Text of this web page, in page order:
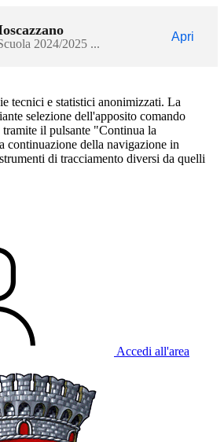
2024/2025 ...
Apri
tecnici e statistici anonimizzati. La
selezione dell'apposito comando
il pulsante "Continua la
continuazione della navigazione in
di tracciamento diversi da quelli
Accedi all'area